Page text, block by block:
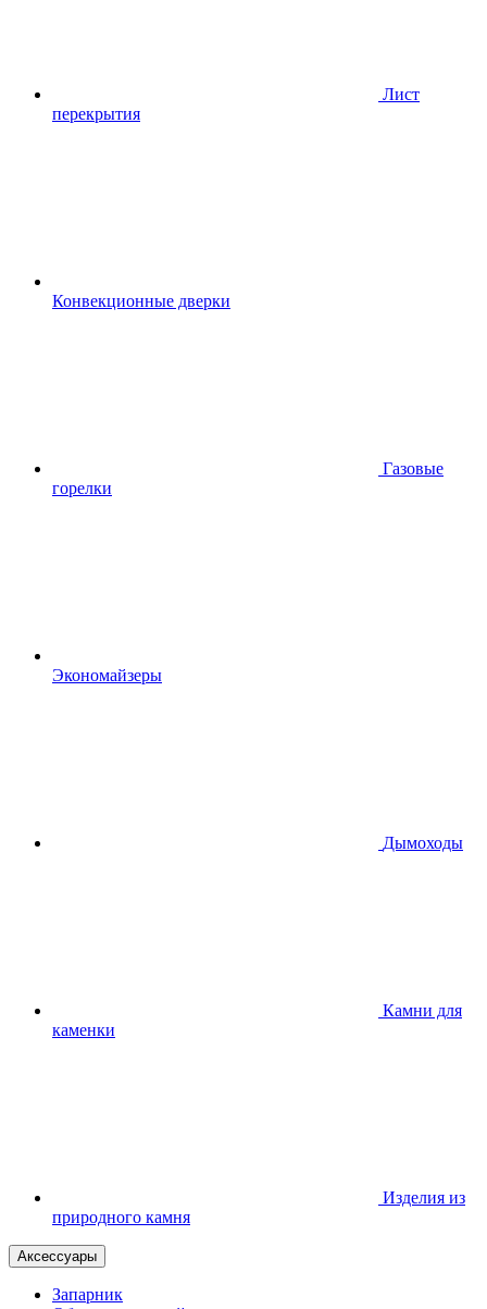
Лист
перекрытия
Конвекционные дверки
Газовые
горелки
Экономайзеры
Дымоходы
Камни для
каменки
Изделия из
природного камня
Аксессуары
Запарник